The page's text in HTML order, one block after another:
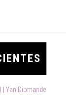
| Yan Diomande